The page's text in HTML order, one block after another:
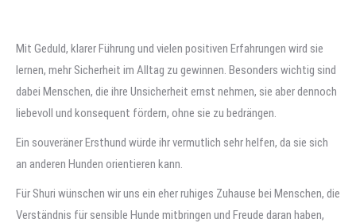
Mit Geduld, klarer Führung und vielen positiven Erfahrungen wird sie
lernen, mehr Sicherheit im Alltag zu gewinnen. Besonders wichtig sind
dabei Menschen, die ihre Unsicherheit ernst nehmen, sie aber dennoch
liebevoll und konsequent fördern, ohne sie zu bedrängen.
Ein souveräner Ersthund würde ihr vermutlich sehr helfen, da sie sich
an anderen Hunden orientieren kann.
Für Shuri wünschen wir uns ein eher ruhiges Zuhause bei Menschen, die
Verständnis für sensible Hunde mitbringen und Freude daran haben,